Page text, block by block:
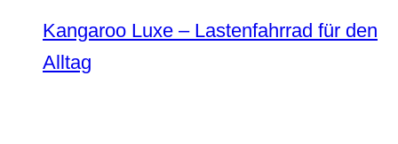
Kangaroo Luxe – Lastenfahrrad für den
Alltag